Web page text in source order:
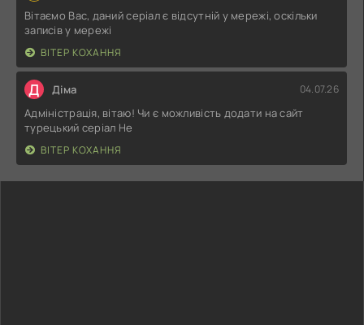
Вітаємо Вас, даний серіал є відсутній у мережі, оскільки
записів у мережі
ВІТЕР КОХАННЯ
Д Діма 04.07.26
Адміністрація, вітаю! Чи є можливість додати на сайт
турецький серіал Не
ВІТЕР КОХАННЯ